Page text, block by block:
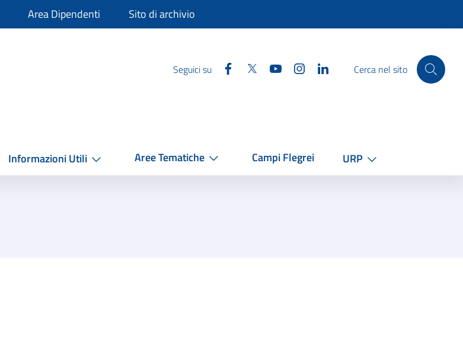
Area Dipendenti Sito di archivio
Seguici su Facebook
Twitter YouTube InstagramLinkedinCerca nel sito
Informazioni Utili Aree Tematiche Campi Flegrei URP